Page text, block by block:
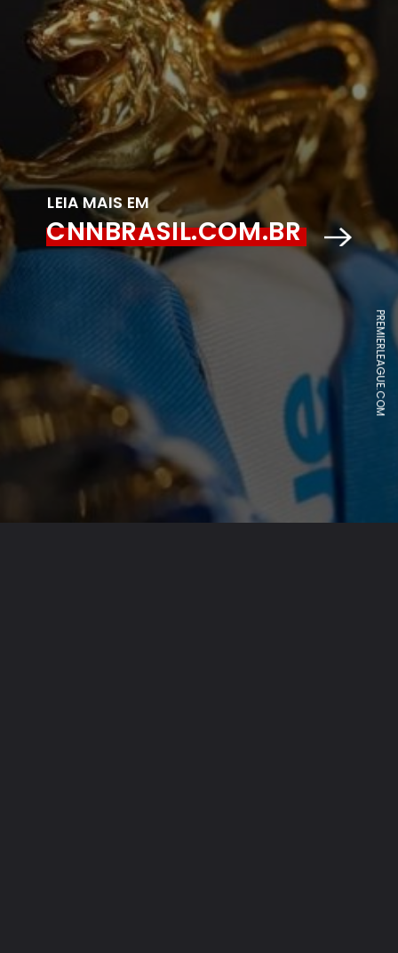
PREMIERLEAGUE.COM
LEIA MAIS EM
CNNBRASIL.COM.BR